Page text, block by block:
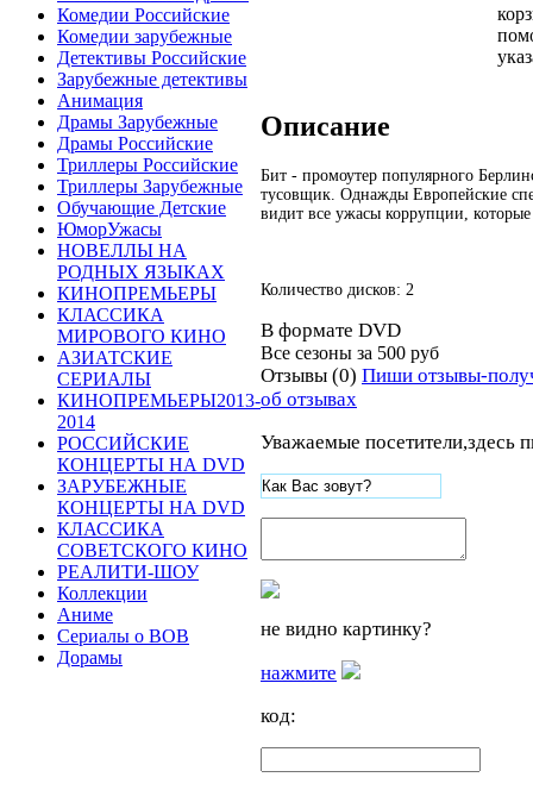
Комедии Российские
Комедии зарубежные
Детективы Российские
Зарубежные детективы
Анимация
Драмы Зарубежные
Драмы Российские
Триллеры Российские
Триллеры Зарубежные
Обучающие Детские
ЮморУжасы
НОВЕЛЛЫ НА
РОДНЫХ ЯЗЫКАХ
КИНОПРЕМЬЕРЫ
КЛАССИКА
МИРОВОГО КИНО
АЗИАТСКИЕ
СЕРИАЛЫ
КИНОПРЕМЬЕРЫ2013-
2014
РОССИЙСКИЕ
КОНЦЕРТЫ НА DVD
ЗАРУБЕЖНЫЕ
КОНЦЕРТЫ НА DVD
КЛАССИКА
СОВЕТСКОГО КИНО
РЕАЛИТИ-ШОУ
Коллекции
Аниме
Сериалы о ВОВ
Дорамы
Описание
Бит - промоутер популярного
тусовщик. Однажды Европейские
видит все ужасы коррупции,
Количество дисков: 2
В формате DVD
Все сезоны за 500 руб
Отзывы (0) Пиши отзывы-
об отзывах
Уважаемые посетители,здесь
не видно картинку?
нажмите
код: